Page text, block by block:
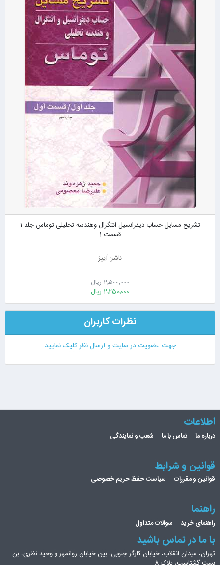
تشریح مسایل حساب دیفرانسیل انتگرال وهندسه تحلیلی توماس جلد 1
قسمت 1
ناشر: آییژ
2٬500٬000 ریال
2٬250٬000 ریال
نظرات کاربران
جهت عضویت در سایت و ارسال نظر کلیک نمایید
اطلاعات
درباره ما تماس با ما شعب و نمایندگی
قوانین و شرایط
قوانین و مقررات سیاست حفظ حریم خصوصی
راهنما
راهنمای خرید سوالات متداول
با ما در تماس باشید
تهران، میدان انقلاب، خیابان کارگر جنوبی، بین خیابان روانمهر و وحید نظری، بن